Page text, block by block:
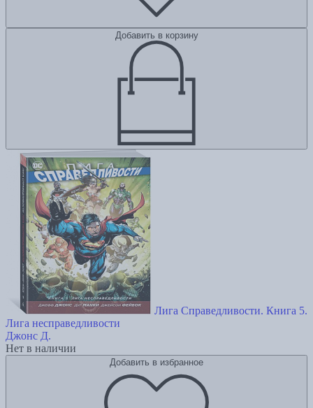
Добавить в корзину
Лига Справедливости. Книга 5.
Лига несправедливости
Джонс Д.
Нет в наличии
Добавить в избранное